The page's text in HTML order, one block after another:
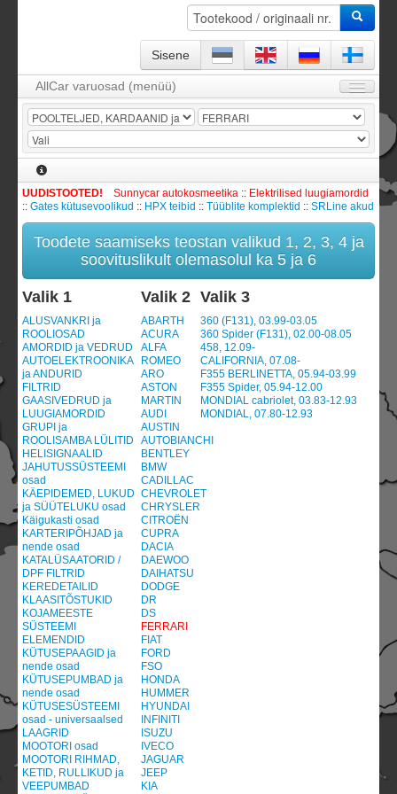
Sisene
AllCar varuosad (menüü)
Avaleht
Firmast
KKK
Kontakt
KATALOOG / Tootevalik
Leping ja garantii
Sisene
Tellimismoodul - toodet
Registreeru
UUDISTOOTED! Sunnycar autokosmeetika :: Elektrilised luugiamordid
:: Gates kütusevoolikud :: HPX teibid :: Tüüblite komplektid :: SRLine akud
Toodete saamiseks teostan valikud 1, 2, 3, 4 ja
soovituslikult olemasolul ka 5 ja 6
Valik 1
ALUSVANKRI ja
ROOLIOSAD
AMORDID ja VEDRUD
AUTOELEKTROONIKA
ja ANDURID
FILTRID
GAASIVEDRUD ja
LUUGIAMORDID
GRUPI ja
ROOLISAMBA LÜLITID
HELISIGNAALID
JAHUTUSSÜSTEEMI
osad
KÄEPIDEMED, LUKUD
ja SÜÜTELUKU osad
Käigukasti osad
KARTERIPÕHJAD ja
nende osad
KATALÜSAATORID /
DPF FILTRID
KEREDETAILID
KLAASITÕSTUKID
KOJAMEESTE
SÜSTEEMI
ELEMENDID
KÜTUSEPAAGID ja
nende osad
KÜTUSEPUMBAD ja
nende osad
KÜTUSESÜSTEEMI
osad - universaalsed
LAAGRID
MOOTORI osad
MOOTORI RIHMAD,
KETID, RULLIKUD ja
VEEPUMBAD
Valik 2
ABARTH
ACURA
ALFA
ROMEO
ARO
ASTON
MARTIN
AUDI
AUSTIN
AUTOBIANCHI
BENTLEY
BMW
CADILLAC
CHEVROLET
CHRYSLER
CITROËN
CUPRA
DACIA
DAEWOO
DAIHATSU
DODGE
DR
DS
FERRARI
FIAT
FORD
FSO
HONDA
HUMMER
HYUNDAI
INFINITI
ISUZU
IVECO
JAGUAR
JEEP
KIA
Valik 3
360 (F131), 03.99-03.05
360 Spider (F131), 02.00-08.05
458, 12.09-
CALIFORNIA, 07.08-
F355 BERLINETTA, 05.94-03.99
F355 Spider, 05.94-12.00
MONDIAL cabriolet, 03.83-12.93
MONDIAL, 07.80-12.93